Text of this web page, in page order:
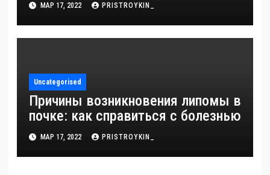
МАР 17, 2022 PRISTROYKIN_
Uncategorised
Причины возникновения липомы в
почке: как справиться с болезнью
МАР 17, 2022 PRISTROYKIN_